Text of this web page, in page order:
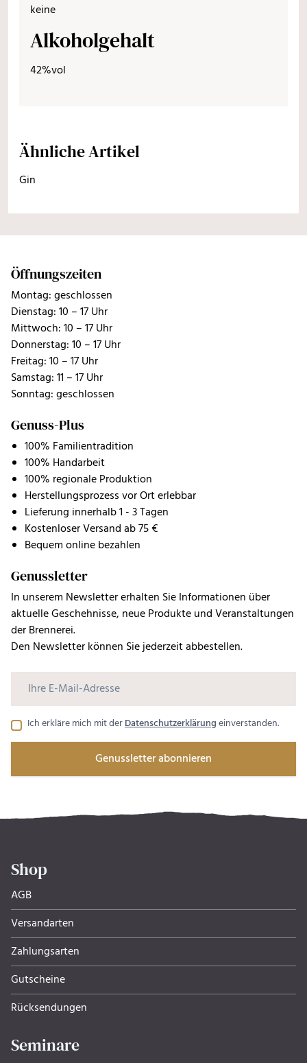
keine
Alkoholgehalt
42%vol
Ähnliche Artikel
Gin
Öffnungszeiten
Montag: geschlossen
Dienstag: 10 – 17 Uhr
Mittwoch: 10 – 17 Uhr
Donnerstag: 10 – 17 Uhr
Freitag: 10 – 17 Uhr
Samstag: 11 – 17 Uhr
Sonntag: geschlossen
Genuss-Plus
100% Familientradition
100% Handarbeit
100% regionale Produktion
Herstellungsprozess vor Ort erlebbar
Lieferung innerhalb 1 - 3 Tagen
Kostenloser Versand ab 75 €
Bequem online bezahlen
Genussletter
In unserem Newsletter erhalten Sie Informationen über
aktuelle Geschehnisse, neue Produkte und Veranstaltungen
der Brennerei.
Den Newsletter können Sie jederzeit abbestellen.
Ich erkläre mich mit derDatenschutzerklärungeinverstanden.
Genussletter abonnieren
Shop
AGB
Versandarten
Zahlungsarten
Gutscheine
Rücksendungen
Seminare